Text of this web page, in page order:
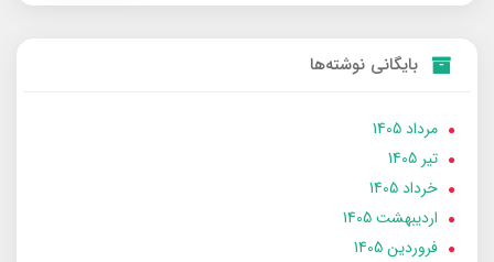
بایگانی نوشته‌ها
مرداد 1405
تير 1405
خرداد 1405
ارديبهشت 1405
فروردین 1405